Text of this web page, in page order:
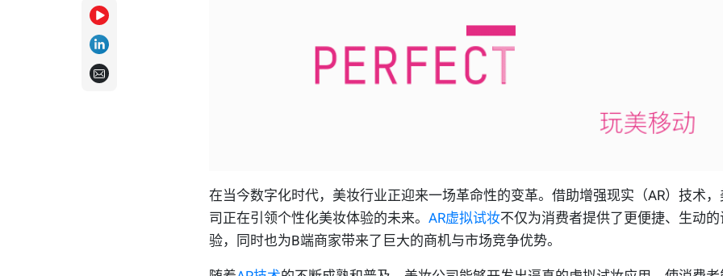
在当今数字化时代，美妆行业正迎来一场革命性的变革。借助增强现实（AR）技术
司正在引领个性化美妆体验的未来。 AR虚拟试妆不仅为消费者提供了更便捷、生动
验，同时也为B端商家带来了巨大的商机与市场竞争优势。